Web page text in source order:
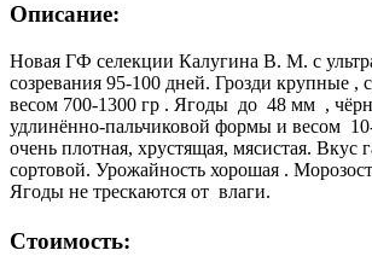
Описание:
Новая ГФ селекции Калугина В. М. с
созревания 95-100 дней. Грозди крупные ,
весом 700-1300 гр . Ягоды до 48 мм ,
удлинённо-пальчиковой формы и весом
очень плотная, хрустящая, мясистая. Вкус
сортовой. Урожайность хорошая .
Ягоды не трескаются от влаги.
Стоимость: